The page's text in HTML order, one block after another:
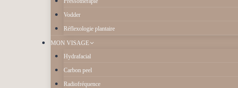
Vodder
Réflexologie plantaire
MON VISAGE
Hydrafacial
Carbon peel
Radiofréquence